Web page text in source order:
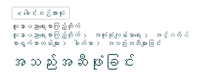
< ခေါင်းစဉ်အားလုံး
လူနာပညာရေးစာကြည့်တိုက်
လူနာပညာရေးစာကြည့်တိုက်
အလုံးစုံကျန်းမာရေး
အင်္ဂလိပ်
စာရွက်စာတမ်းများ
ဓါတ်စာ အသည်းအဆီများခြင်း
အသည်းအဆီဖုံးခြင်း